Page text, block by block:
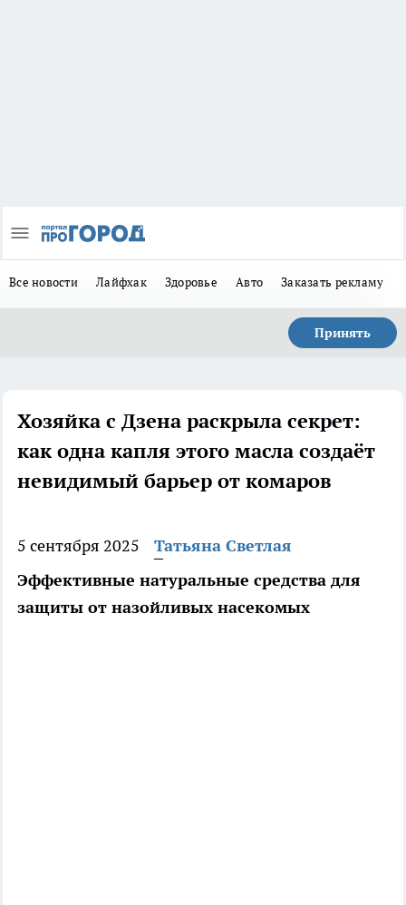
Все новости Лайфхак Здоровье Авто Заказать рекламу
Принять
Хозяйка с Дзена раскрыла секрет:
как одна капля этого масла создаёт
невидимый барьер от комаров
5 сентября 2025
Татьяна Светлая
Эффективные натуральные средства для
защиты от назойливых насекомых